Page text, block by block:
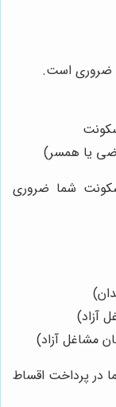
ضروری است.
یا همسر)
سکونت شما ضروری
آزاد)
مشاغل آزاد)
در پرداخت اقساط